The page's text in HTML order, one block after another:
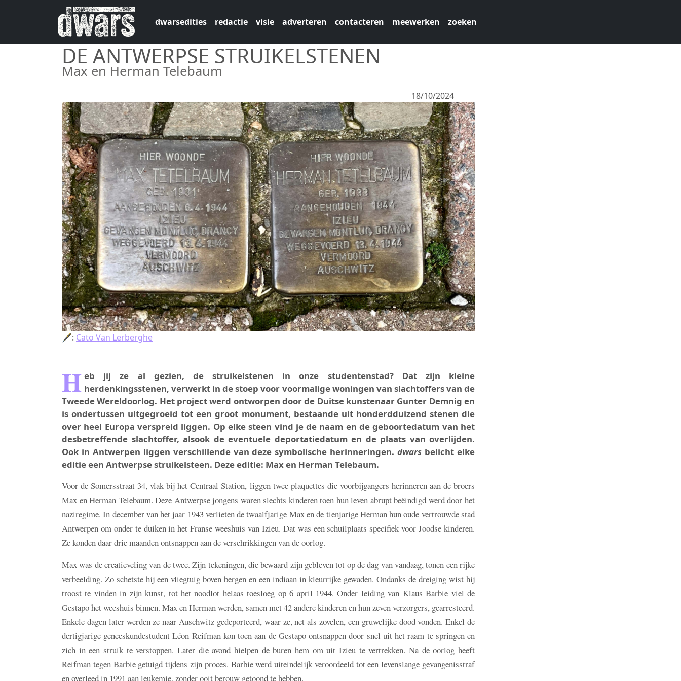
Overslaan en naar de inhoud gaan
dwarsedities
redactie visie adverteren contacteren meewerken zoeken
DE ANTWERPSE STRUIKELSTENEN
Max en Herman Telebaum
18/10/2024
🖋: Cato Van Lerberghe
H eb jij ze al gezien, de struikelstenen in onze studentenstad? Dat zijn kleine
herdenkingsstenen, verwerkt in de stoep voor voormalige woningen van slachtoffers van de
Tweede Wereldoorlog. Het project werd ontworpen door de Duitse kunstenaar Gunter Demnig en
is ondertussen uitgegroeid tot een groot monument, bestaande uit honderdduizend stenen die
over heel Europa verspreid liggen. Op elke steen vind je de naam en de geboortedatum van het
desbetreffende slachtoffer, alsook de eventuele deportatiedatum en de plaats van overlijden.
Ook in Antwerpen liggen verschillende van deze symbolische herinneringen.dwars belicht elke
editie een Antwerpse struikelsteen. Deze editie: Max en Herman Telebaum.
Voor de Somersstraat 34, vlak bij het Centraal Station, liggen twee plaquettes die voorbijgangers herinneren aan de broers
Max en Herman Telebaum. Deze Antwerpse jongens waren slechts kinderen toen hun leven abrupt beëindigd werd door het
naziregime. In december van het jaar 1943 verlieten de twaalfjarige Max en de tienjarige Herman hun oude vertrouwde stad
Antwerpen om onder te duiken in het Franse weeshuis van Izieu. Dat was een schuilplaats specifiek voor Joodse kinderen.
Ze konden daar drie maanden ontsnappen aan de verschrikkingen van de oorlog.
Max was de creatieveling van de twee. Zijn tekeningen, die bewaard zijn gebleven tot op de dag van vandaag, tonen een rijke
verbeelding. Zo schetste hij een vliegtuig boven bergen en een indiaan in kleurrijke gewaden. Ondanks de dreiging wist hij
troost te vinden in zijn kunst, tot het noodlot helaas toesloeg op 6 april 1944. Onder leiding van Klaus Barbie viel de
Gestapo het weeshuis binnen. Max en Herman werden, samen met 42 andere kinderen en hun zeven verzorgers, gearresteerd.
Enkele dagen later werden ze naar Auschwitz gedeporteerd, waar ze, net als zovelen, een gruwelijke dood vonden. Enkel de
dertigjarige geneeskundestudent Léon Reifman kon toen aan de Gestapo ontsnappen door snel uit het raam te springen en
zich in een struik te verstoppen. Later die avond hielpen de buren hem om uit Izieu te vertrekken. Na de oorlog heeft
Reifman tegen Barbie getuigd tijdens zijn proces. Barbie werd uiteindelijk veroordeeld tot een levenslange gevangenisstraf
en overleed in 1991 aan leukemie, zonder ooit berouw getoond te hebben.